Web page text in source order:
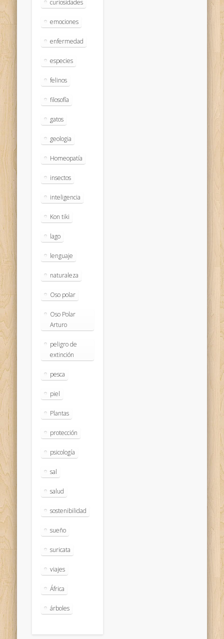
curiosidades
emociones
enfermedad
especies
felinos
filosofía
gatos
geologia
Homeopatía
insectos
inteligencia
Kon tiki
lago
lenguaje
naturaleza
Oso polar
Oso Polar
Arturo
peligro de
extinción
pesca
piel
Plantas
protección
psicología
sal
salud
sostenibilidad
sueño
suricata
viajes
África
árboles